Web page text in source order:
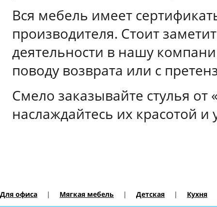
Вся мебель имеет
производителя. Стоит
деятельности в нашу
поводу возврата или с
Смело заказывайте стулья от
наслаждайтесь их красотой и
Для офиса | Мягкая мебель | Детская | Кухня